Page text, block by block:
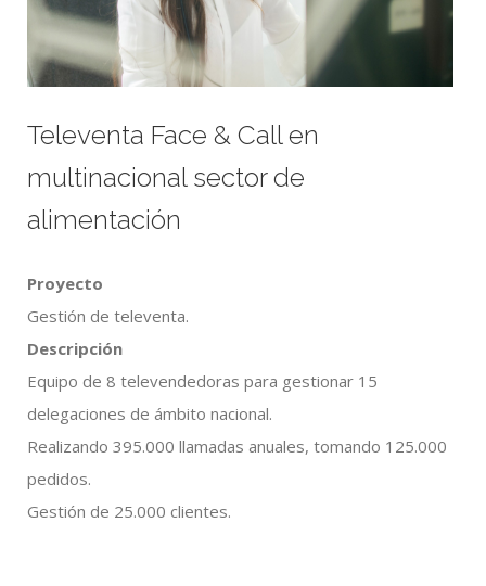
Televenta Face & Call en
multinacional sector de
alimentación
Proyecto
Gestión de televenta.
Descripción
Equipo de 8 televendedoras para gestionar 15
delegaciones de ámbito nacional.
Realizando 395.000 llamadas anuales, tomando 125.000
pedidos.
Gestión de 25.000 clientes.